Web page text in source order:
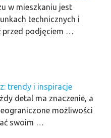
w mieszkaniu jest
technicznych i
przed podjęciem …
trendy i inspiracje
detal ma znaczenie, a
możliwości
swoim …